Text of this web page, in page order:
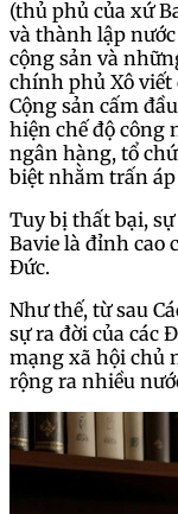
(thủ phủ của xứ
và thành lập
cộng sản và
chính phủ Xô viết
Cộng sản cấm
hiện chế độ công
ngân hàng, tổ
biệt nhằm trấn
Tuy bị thất bại, sự
Bavie là đỉnh cao
Đức.
Như thế, từ sau
sự ra đời của các
mạng xã hội chủ
rộng ra nhiều